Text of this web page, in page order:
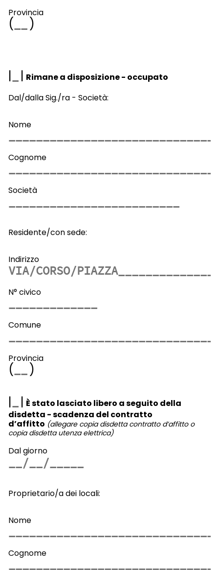
Provincia
( )
| | Rimane a disposizione - occupato
Dal/dalla Sig./ra - Società:
Nome
Cognome
Società
Residente/con sede:
Indirizzo
N° civico
Comune
Provincia
( )
| | È stato lasciato libero a seguito della
disdetta - scadenza del contratto
d’affitto (allegare copia disdetta contratto d’affitto o
copia disdetta utenza elettrica)
Dal giorno
Proprietario/a dei locali:
Nome
Cognome